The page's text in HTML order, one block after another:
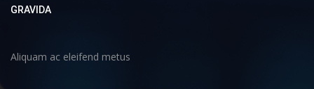
GRAVIDA
Aliquam ac eleifend metus